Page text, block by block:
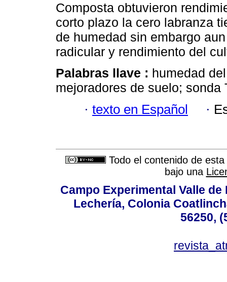
Composta obtuvieron
corto plazo la cero labranza
de humedad sin embargo
radicular y rendimiento del
Palabras llave : humedad
mejoradores de suelo; sonda
· texto en Español ·
Todo el contenido de
bajo una
Campo Experimental Valle
Lechería, Colonia
56250,